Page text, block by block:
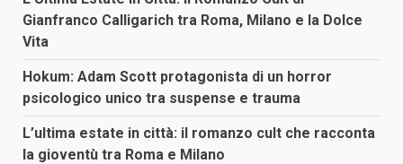
Gianfranco Calligarich tra Roma, Milano e la Dolce
Vita
Hokum: Adam Scott protagonista di un horror
psicologico unico tra suspense e trauma
L’ultima estate in città: il romanzo cult che racconta
la gioventù tra Roma e Milano